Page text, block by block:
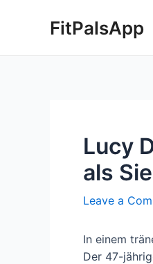
FitPalsApp
Lucy
als
Leave a
In einem
Der 47-
navigation